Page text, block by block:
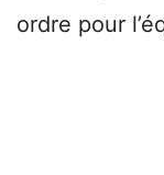
ordre pour